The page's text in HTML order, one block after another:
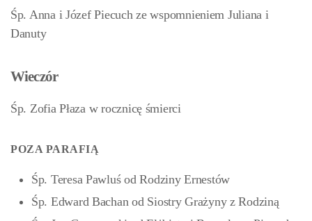
Śp. Anna i Józef Piecuch ze wspomnieniem Juliana i
Danuty
Wieczór
Śp. Zofia Płaza w rocznicę śmierci
POZA PARAFIĄ
Śp. Teresa Pawluś od Rodziny Ernestów
Śp. Edward Bachan od Siostry Grażyny z Rodziną